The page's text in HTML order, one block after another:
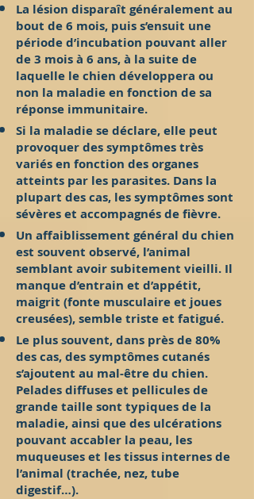
La lésion disparaît généralement au
bout de 6 mois, puis s’ensuit une
période d’incubation pouvant aller
de 3 mois à 6 ans, à la suite de
laquelle le chien développera ou
non la maladie en fonction de sa
réponse immunitaire.
Si la maladie se déclare, elle peut
provoquer des symptômes très
variés en fonction des organes
atteints par les parasites. Dans la
plupart des cas, les symptômes sont
sévères et accompagnés de fièvre.
Un affaiblissement général du chien
est souvent observé, l’animal
semblant avoir subitement vieilli. Il
manque d’entrain et d’appétit,
maigrit (fonte musculaire et joues
creusées), semble triste et fatigué.
Le plus souvent, dans près de 80%
des cas, des symptômes cutanés
s’ajoutent au mal-être du chien.
Pelades diffuses et pellicules de
grande taille sont typiques de la
maladie, ainsi que des ulcérations
pouvant accabler la peau, les
muqueuses et les tissus internes de
l’animal (trachée, nez, tube
digestif…).